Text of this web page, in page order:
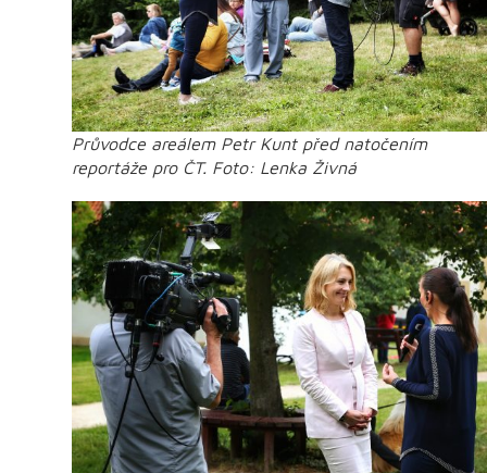
Průvodce areálem Petr Kunt před natočením
reportáže pro ČT. Foto: Lenka Živná